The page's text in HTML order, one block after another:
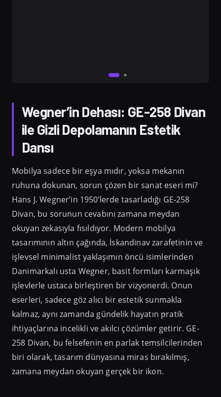
Wegner’in Dehası: GE-258 Divan
ile Gizli Depolamanın Estetik
Dansı
Mobilya sadece bir eşya mıdır, yoksa mekanın
ruhuna dokunan, sorun çözen bir sanat eseri mi?
Hans J. Wegner’in 1950’lerde tasarladığı GE-258
Divan, bu sorunun cevabını zamana meydan
okuyan zekasıyla fısıldıyor. Modern mobilya
tasarımının altın çağında, İskandinav zarafetinin ve
işlevsel minimalist yaklaşımın öncü isimlerinden
Danimarkalı usta Wegner, basit formları karmaşık
işlevlerle ustaca birleştiren bir vizyonerdi. Onun
eserleri, sadece göz alıcı bir estetik sunmakla
kalmaz, aynı zamanda gündelik hayatın pratik
ihtiyaçlarına incelikli ve akılcı çözümler getirir. GE-
258 Divan, bu felsefenin en parlak temsilcilerinden
biri olarak, tasarım dünyasına miras bırakılmış,
zamana meydan okuyan gerçek bir ikon.